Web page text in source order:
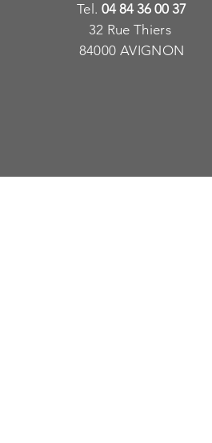
Te l. 04 84 36 00 37
32 Rue Thiers
84000 AVIGNON